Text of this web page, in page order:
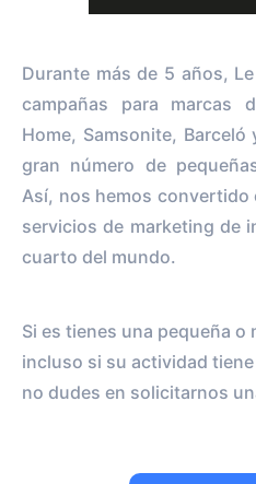
Durante más de 5 años,
campañas para marcas
Home, Samsonite,
gran número de
Así, nos hemos convertido
servicios de marketing de
cuarto del mundo.
Si es tienes una pequeña o
incluso si su actividad
no dudes en solicitarnos